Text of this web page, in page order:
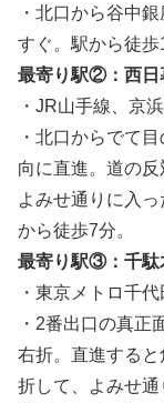
・北口から谷中
すぐ。駅から徒歩
最寄り駅②：西日
・JR山手線、京
・北口からでて目
向に直進。道の
よみせ通りに入
から徒歩7分。
最寄り駅③：千駄
・東京メトロ千代
・2番出口の真正
右折。直進する
折して、よみせ